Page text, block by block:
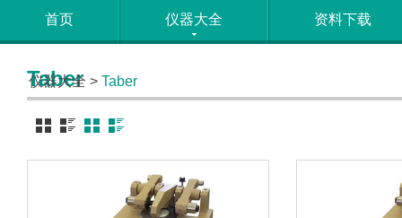
首页 仪器大全 资料下载
仪器大全 > Taber
Taber